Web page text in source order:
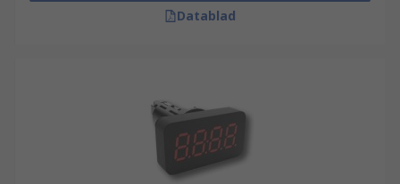
Datablad